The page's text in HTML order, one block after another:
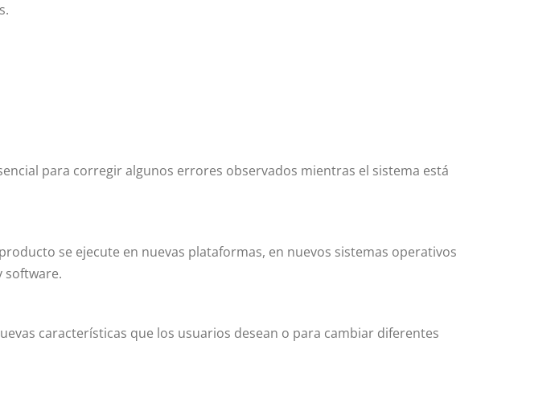
para corregir algunos errores observados mientras el sistema está
se ejecute en nuevas plataformas, en nuevos sistemas operativos
software.
características que los usuarios desean o para cambiar diferentes